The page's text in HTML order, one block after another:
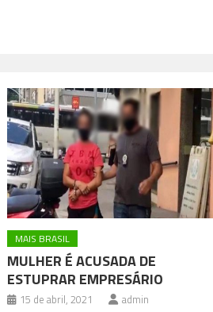
MAIS BRASIL
MULHER É ACUSADA DE
ESTUPRAR EMPRESÁRIO
15 de abril, 2021 admin